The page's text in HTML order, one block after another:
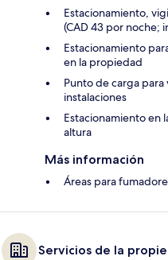
Estacionamiento,
(CAD 43 por noche;
Estacionamiento
en la propiedad
Punto de carga para
instalaciones
Estacionamiento en
altura
Más información
Áreas para
Servicios de la